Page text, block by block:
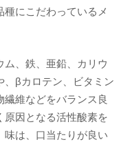
にこだわっているメ
、鉄、亜鉛、カリウ
、βカロテン、ビタミン
繊維などをバランス良
原因となる活性酸素を
味は、口当たりが良い